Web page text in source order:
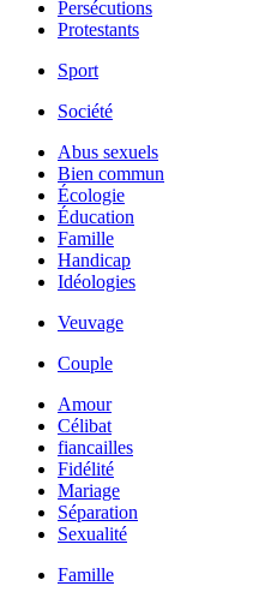
Persécutions
Protestants
Sport
Société
Abus sexuels
Bien commun
Écologie
Éducation
Famille
Handicap
Idéologies
Veuvage
Couple
Amour
Célibat
fiancailles
Fidélité
Mariage
Séparation
Sexualité
Famille